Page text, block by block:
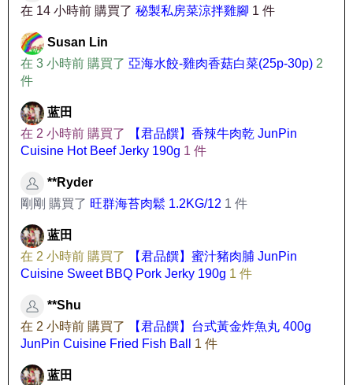
在 14 小時前 購買了 秘製私房菜涼拌雞腳 1 件
Susan Lin
在 3 小時前 購買了 亞海水餃-雞肉香菇白菜(25p-30p) 2
件
蓝田
在 2 小時前 購買了
【君品饌】香辣牛肉乾 JunPin
Cuisine Hot Beef Jerky 190g 1 件
**Ryder
剛剛 購買了 旺群海苔肉鬆 1.2KG/12 1 件
蓝田
在 2 小時前 購買了
【君品饌】蜜汁豬肉脯 JunPin
Cuisine Sweet BBQ Pork Jerky 190g 1 件
**Shu
在 2 小時前 購買了
【君品饌】台式黃金炸魚丸 400g
JunPin Cuisine Fried Fish Ball
1 件
蓝田